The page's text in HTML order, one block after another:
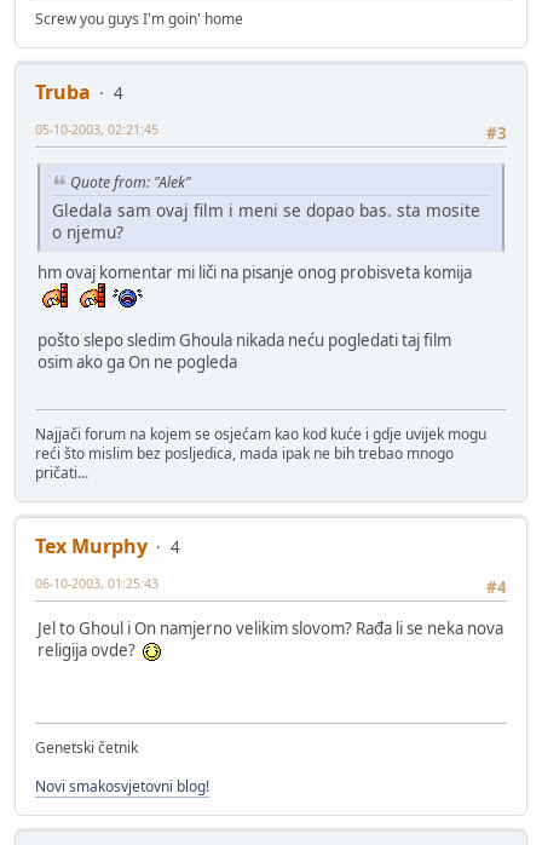
Screw you guys I'm goin' home
Truba
4
#3
05-10-2003, 02:21:45
Quote from: "Alek"
Gledala sam ovaj film i meni se dopao bas. sta mosite
o njemu?
hm ovaj komentar mi liči na pisanje onog probisveta komija
pošto slepo sledim Ghoula nikada neću pogledati taj film
osim ako ga On ne pogleda
Najjači forum na kojem se osjećam kao kod kuće i gdje uvijek mogu
reći što mislim bez posljedica, mada ipak ne bih trebao mnogo
pričati...
Tex Murphy
4
#4
06-10-2003, 01:25:43
Jel to Ghoul i On namjerno velikim slovom? Rađa li se neka nova
religija ovde?
Genetski četnik
Novi smakosvjetovni blog!